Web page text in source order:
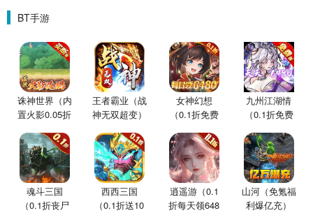
BT手游
诛神世界（内
置火影0.05折
王者霸业（战
神无双超变）
女神幻想
（0.1折免费
九州江湖情
（0.1折免费
魂斗三国
（0.1折丧尸
西西三国
（0.1折送10
逍遥游（0.1
折每天领648
山河（免氪福
利爆亿充）